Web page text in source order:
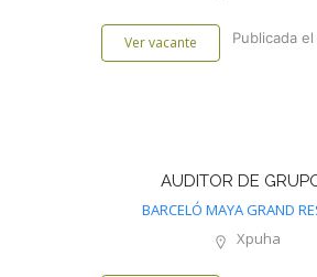
Ver vacante Publicada
AUDITOR DE
BARCELÓ MAYA GRAND
Xpuha